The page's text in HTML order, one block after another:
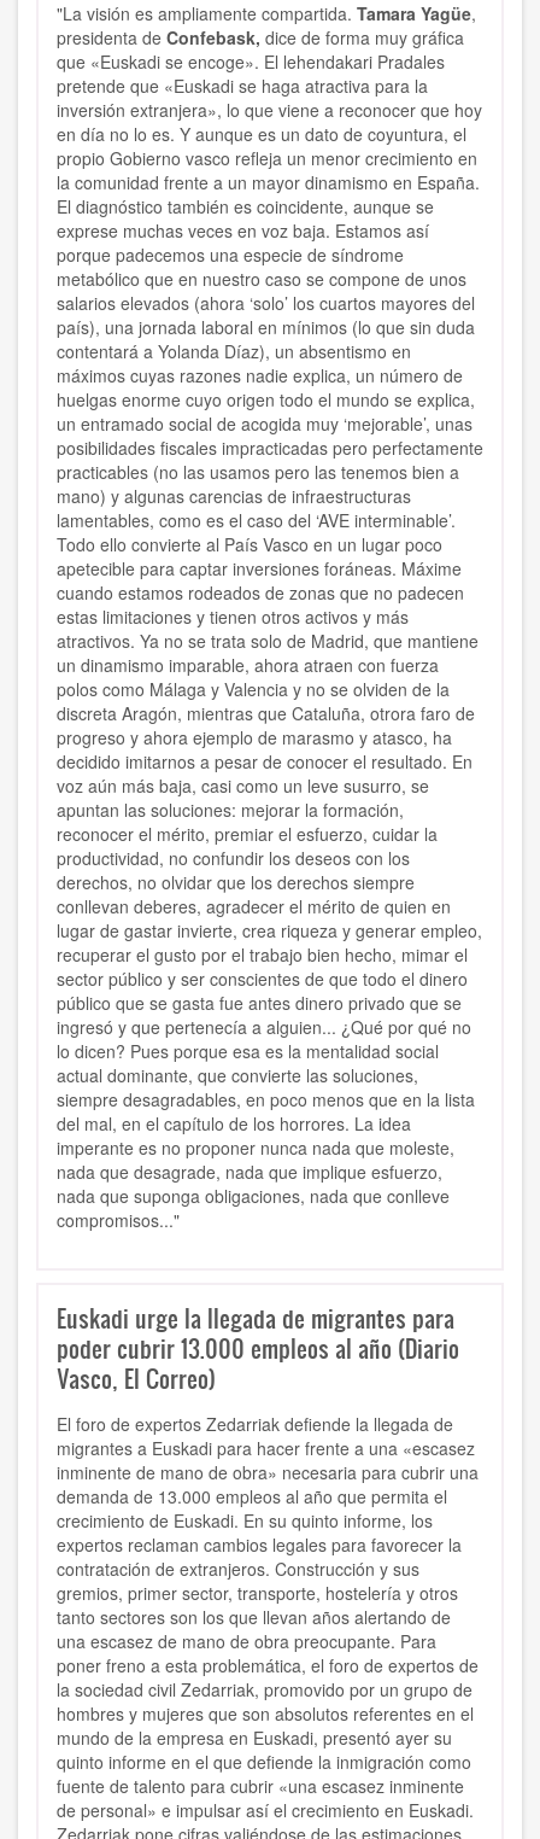
"La visión es ampliamente compartida. Tamara Yagüe,
presidenta de Confebask, dice de forma muy gráfica
que «Euskadi se encoge». El lehendakari Pradales
pretende que «Euskadi se haga atractiva para la
inversión extranjera», lo que viene a reconocer que hoy
en día no lo es. Y aunque es un dato de coyuntura, el
propio Gobierno vasco refleja un menor crecimiento en
la comunidad frente a un mayor dinamismo en España.
El diagnóstico también es coincidente, aunque se
exprese muchas veces en voz baja. Estamos así
porque padecemos una especie de síndrome
metabólico que en nuestro caso se compone de unos
salarios elevados (ahora ‘solo’ los cuartos mayores del
país), una jornada laboral en mínimos (lo que sin duda
contentará a Yolanda Díaz), un absentismo en
máximos cuyas razones nadie explica, un número de
huelgas enorme cuyo origen todo el mundo se explica,
un entramado social de acogida muy ‘mejorable’, unas
posibilidades fiscales impracticadas pero perfectamente
practicables (no las usamos pero las tenemos bien a
mano) y algunas carencias de infraestructuras
lamentables, como es el caso del ‘AVE interminable’.
Todo ello convierte al País Vasco en un lugar poco
apetecible para captar inversiones foráneas. Máxime
cuando estamos rodeados de zonas que no padecen
estas limitaciones y tienen otros activos y más
atractivos. Ya no se trata solo de Madrid, que mantiene
un dinamismo imparable, ahora atraen con fuerza
polos como Málaga y Valencia y no se olviden de la
discreta Aragón, mientras que Cataluña, otrora faro de
progreso y ahora ejemplo de marasmo y atasco, ha
decidido imitarnos a pesar de conocer el resultado. En
voz aún más baja, casi como un leve susurro, se
apuntan las soluciones: mejorar la formación,
reconocer el mérito, premiar el esfuerzo, cuidar la
productividad, no confundir los deseos con los
derechos, no olvidar que los derechos siempre
conllevan deberes, agradecer el mérito de quien en
lugar de gastar invierte, crea riqueza y generar empleo,
recuperar el gusto por el trabajo bien hecho, mimar el
sector público y ser conscientes de que todo el dinero
público que se gasta fue antes dinero privado que se
ingresó y que pertenecía a alguien... ¿Qué por qué no
lo dicen? Pues porque esa es la mentalidad social
actual dominante, que convierte las soluciones,
siempre desagradables, en poco menos que en la lista
del mal, en el capítulo de los horrores. La idea
imperante es no proponer nunca nada que moleste,
nada que desagrade, nada que implique esfuerzo,
nada que suponga obligaciones, nada que conlleve
compromisos..."
Euskadi urge la llegada de migrantes para
poder cubrir 13.000 empleos al año (Diario
Vasco, El Correo)
El foro de expertos Zedarriak defiende la llegada de
migrantes a Euskadi para hacer frente a una «escasez
inminente de mano de obra» necesaria para cubrir una
demanda de 13.000 empleos al año que permita el
crecimiento de Euskadi. En su quinto informe, los
expertos reclaman cambios legales para favorecer la
contratación de extranjeros. Construcción y sus
gremios, primer sector, transporte, hostelería y otros
tanto sectores son los que llevan años alertando de
una escasez de mano de obra preocupante. Para
poner freno a esta problemática, el foro de expertos de
la sociedad civil Zedarriak, promovido por un grupo de
hombres y mujeres que son absolutos referentes en el
mundo de la empresa en Euskadi, presentó ayer su
quinto informe en el que defiende la inmigración como
fuente de talento para cubrir «una escasez inminente
de personal» e impulsar así el crecimiento en Euskadi.